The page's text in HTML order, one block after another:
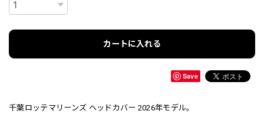
カートに入れる
Save
千葉ロッテマリーンズ ヘッドカバー 2026年モデル。